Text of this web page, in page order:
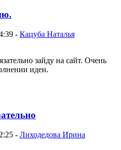
- Кацуба Наталья
зайду на сайт. Очень
идеи.
- Лиходедова Ирина